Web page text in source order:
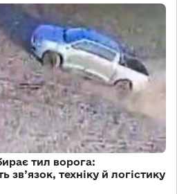
тил ворога:
техніку й логістику